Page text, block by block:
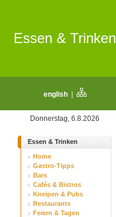
Essen & Trinken
english|
Donnerstag, 6.8.2026
Essen & Trinken
Home
Gastro-Tipps
Bars
Cafés & Bistros
Kneipen & Pubs
Restaurants
Feiern & Tagen